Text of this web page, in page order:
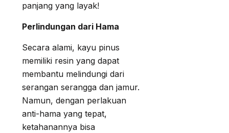
panjang yang layak!
Perlindungan dari Hama
Secara alami, kayu pinus
memiliki resin yang dapat
membantu melindungi dari
serangan serangga dan jamur.
Namun, dengan perlakuan
anti-hama yang tepat,
ketahanannya bisa